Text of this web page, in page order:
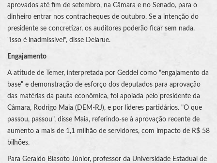
aprovados até fim de setembro, na Câmara e no Senado, para o
dinheiro entrar nos contracheques de outubro. Se a intenção do
presidente se concretizar, os auditores poderão ficar sem nada.
"Isso é inadmissível", disse Delarue.
Engajamento
A atitude de Temer, interpretada por Geddel como "engajamento da
base" e demonstração de esforço dos deputados para aprovação
das matérias da pauta econômica, foi apoiada pelo presidente da
Câmara, Rodrigo Maia (DEM-RJ), e por líderes partidários. "O que
passou, passou", disse Maia, referindo-se à aprovação recente de
aumento a mais de 1,1 milhão de servidores, com impacto de R$ 58
bilhões.
Para Geraldo Biasoto Júnior, professor da Universidade Estadual de